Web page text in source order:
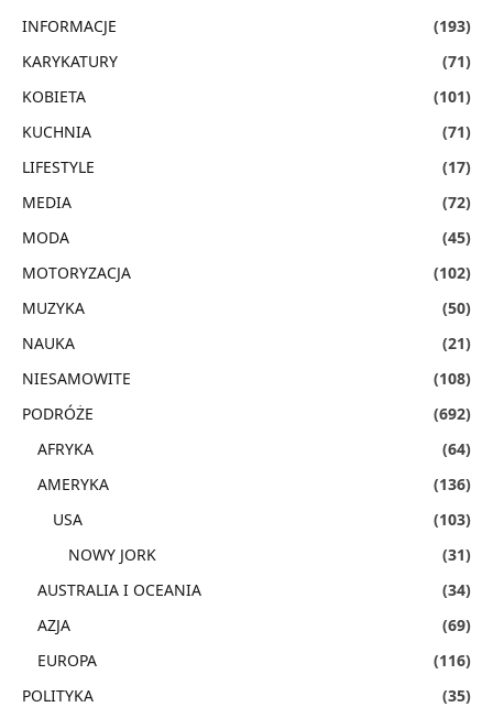
INFORMACJE
(193)
KARYKATURY
(71)
KOBIETA
(101)
KUCHNIA
(71)
LIFESTYLE
(17)
MEDIA
(72)
MODA
(45)
MOTORYZACJA
(102)
MUZYKA
(50)
NAUKA
(21)
NIESAMOWITE
(108)
PODRÓŻE
(692)
AFRYKA
(64)
AMERYKA
(136)
USA
(103)
NOWY JORK
(31)
AUSTRALIA I OCEANIA
(34)
AZJA
(69)
EUROPA
(116)
POLITYKA
(35)